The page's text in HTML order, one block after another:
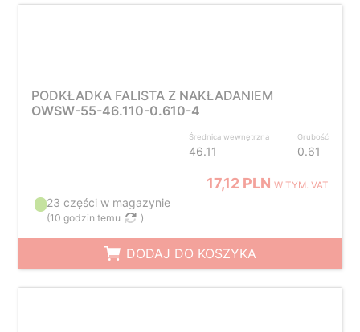
PODKŁADKA FALISTA Z NAKŁADANIEM
OWSW-55-46.110-0.610-4
Średnica wewnętrzna
46.11
Grubość
0.61
17,12 PLNW TYM. VAT
23 części w magazynie
(10 godzin temu )
DODAJ DO KOSZYKA